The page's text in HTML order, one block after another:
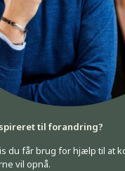
til forandring?
du får brug for hjælp til at
vil opnå.